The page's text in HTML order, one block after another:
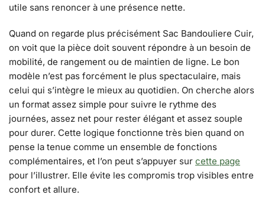
utile sans renoncer à une présence nette.
Quand on regarde plus précisément Sac Bandouliere Cuir,
on voit que la pièce doit souvent répondre à un besoin de
mobilité, de rangement ou de maintien de ligne. Le bon
modèle n’est pas forcément le plus spectaculaire, mais
celui qui s’intègre le mieux au quotidien. On cherche alors
un format assez simple pour suivre le rythme des
journées, assez net pour rester élégant et assez souple
pour durer. Cette logique fonctionne très bien quand on
pense la tenue comme un ensemble de fonctions
complémentaires, et l’on peut s’appuyer sur cette page
pour l’illustrer. Elle évite les compromis trop visibles entre
confort et allure.